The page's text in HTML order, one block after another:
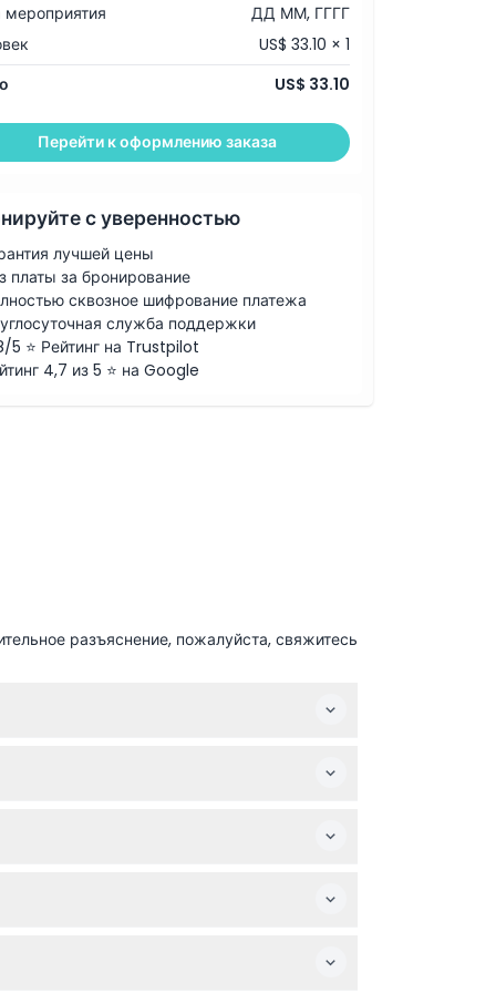
мероприятия
ДД ММ, ГГГГ
US$ 33.10 × 1
US$ 33.10
Перейти к оформлению заказа
с уверенностью
лучшей цены
платы за бронирование
сквозное шифрование платежа
служба поддержки
5 ⭐ Рейтинг на Trustpilot
4,7 из 5 ⭐ на Google
разъяснение, пожалуйста, свяжитесь